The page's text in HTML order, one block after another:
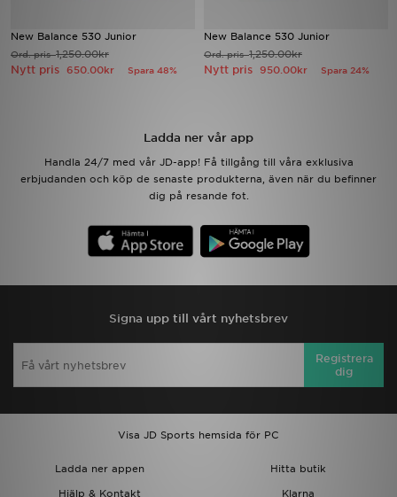
New Balance 530 Junior
Ord. pris1,250.00kr
Nytt pris 650.00kr Spara 48%
New Balance 530 Junior
Ord. pris1,250.00kr
Nytt pris 950.00kr Spara 24%
Ladda ner vår app
Handla 24/7 med vår JD-app! Få tillgång till våra exklusiva
erbjudanden och köp de senaste produkterna, även när du befinner
dig på resande fot.
Signa upp till vårt nyhetsbrev
Registrera
dig
Visa JD Sports hemsida för PC
Ladda ner appen
Hitta butik
Hjälp & Kontakt
Klarna
Fotboll
Kundservice